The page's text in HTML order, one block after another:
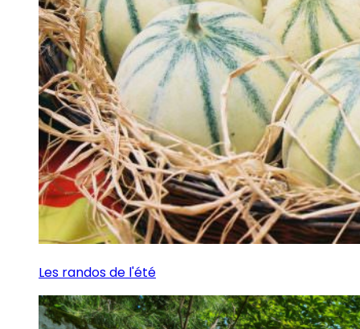
Les randos de l'été